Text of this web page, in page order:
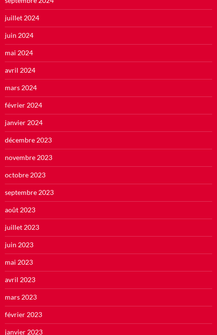
juillet 2024
juin 2024
mai 2024
avril 2024
mars 2024
février 2024
janvier 2024
décembre 2023
novembre 2023
octobre 2023
septembre 2023
août 2023
juillet 2023
juin 2023
mai 2023
avril 2023
mars 2023
février 2023
janvier 2023